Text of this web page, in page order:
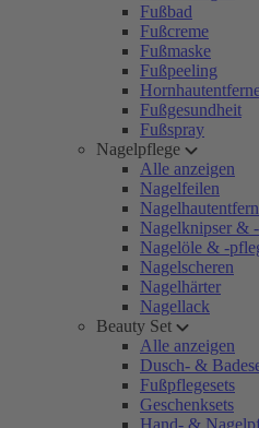
Fußbad
Fußcreme
Fußmaske
Fußpeeling
Fußgesundheit
Fußspray
Nagelpflege
Alle anzeigen
Nagelfeilen
Nagelknipser &
Nagelöle & -
Nagelscheren
Nagelhärter
Nagellack
Beauty Set
Alle anzeigen
Dusch- &
Fußpflegesets
Geschenksets
Hand- &